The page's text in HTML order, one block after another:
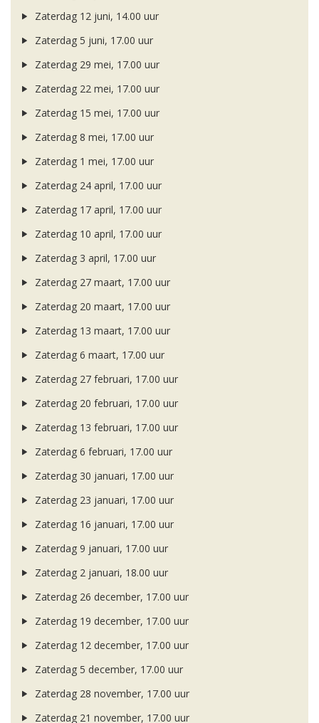
Zaterdag 12 juni, 14.00 uur
Zaterdag 5 juni, 17.00 uur
Zaterdag 29 mei, 17.00 uur
Zaterdag 22 mei, 17.00 uur
Zaterdag 15 mei, 17.00 uur
Zaterdag 8 mei, 17.00 uur
Zaterdag 1 mei, 17.00 uur
Zaterdag 24 april, 17.00 uur
Zaterdag 17 april, 17.00 uur
Zaterdag 10 april, 17.00 uur
Zaterdag 3 april, 17.00 uur
Zaterdag 27 maart, 17.00 uur
Zaterdag 20 maart, 17.00 uur
Zaterdag 13 maart, 17.00 uur
Zaterdag 6 maart, 17.00 uur
Zaterdag 27 februari, 17.00 uur
Zaterdag 20 februari, 17.00 uur
Zaterdag 13 februari, 17.00 uur
Zaterdag 6 februari, 17.00 uur
Zaterdag 30 januari, 17.00 uur
Zaterdag 23 januari, 17.00 uur
Zaterdag 16 januari, 17.00 uur
Zaterdag 9 januari, 17.00 uur
Zaterdag 2 januari, 18.00 uur
Zaterdag 26 december, 17.00 uur
Zaterdag 19 december, 17.00 uur
Zaterdag 12 december, 17.00 uur
Zaterdag 5 december, 17.00 uur
Zaterdag 28 november, 17.00 uur
Zaterdag 21 november, 17.00 uur